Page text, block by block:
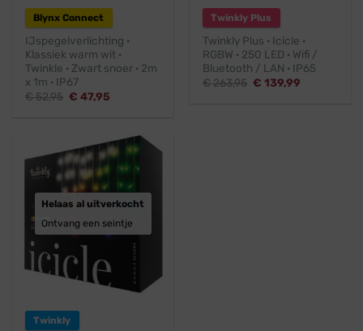
Blynx Connect
IJspegelverlichting ·
Klassiek warm wit ·
Twinkle · Zwart snoer · 2m
x 1m · IP67
€52,95 Oorspronkelijke
€ 47,95
Twinkly Plus
Twinkly Plus · Icicle ·
RGBW · 250 LED · Wifi /
Bluetooth / LAN · IP65
€263,95 Oorspronkelijke
€ 139,99
Helaas al uitverkocht
Ontvang een seintje
Twinkly